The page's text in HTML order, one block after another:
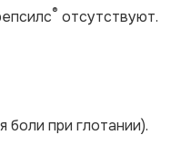
® отсутствуют.
боли при глотании).